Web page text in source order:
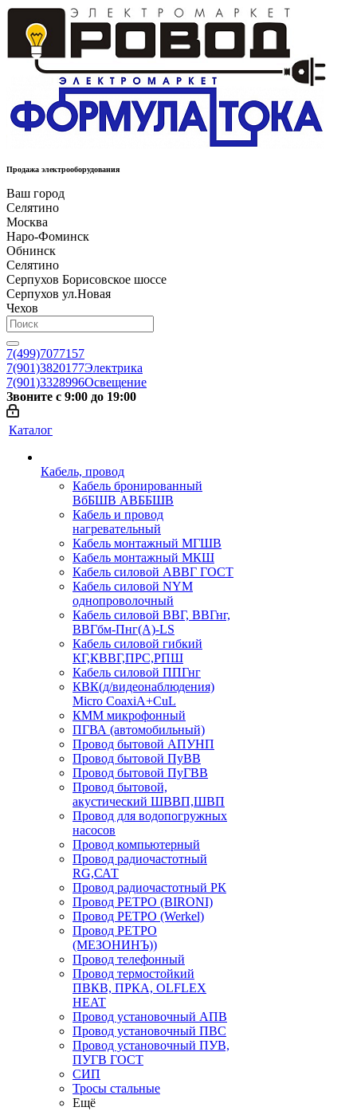
Продажа электрооборудования
Ваш город
Селятино
Москва
Наро-Фоминск
Обнинск
Селятино
Серпухов Борисовское шоссе
Серпухов ул.Новая
Чехов
7(499)7077157
7(901)3820177Электрика
7(901)3328996Освещение
Звоните с 9:00 до 19:00
Каталог
Кабель, провод
Кабель бронированный
ВбБШВ АВББШВ
Кабель и провод
нагревательный
Кабель монтажный МГШВ
Кабель монтажный МКШ
Кабель силовой АВВГ ГОСТ
Кабель силовой NYM
однопроволочный
Кабель силовой ВВГ, ВВГнг,
ВВГбм-Пнг(А)-LS
Кабель силовой гибкий
КГ,КВВГ,ПРС,РПШ
Кабель силовой ППГнг
КВК(д/видеонаблюдения)
Micro CoaxiA+CuL
КММ микрофонный
ПГВА (автомобильный)
Провод бытовой АПУНП
Провод бытовой ПуВВ
Провод бытовой ПуГВВ
Провод бытовой,
акустический ШВВП,ШВП
Провод для водопогружных
насосов
Провод компьютерный
Провод радиочастотный
RG,САТ
Провод радиочастотный РК
Провод РЕТРО (BIRONI)
Провод РЕТРО (Werkel)
Провод РЕТРО
(МЕЗОНИНЪ))
Провод телефонный
Провод термостойкий
ПВКВ, ПРКА, OLFLEX
HEAT
Провод установочный АПВ
Провод установочный ПВС
Провод установочный ПУВ,
ПУГВ ГОСТ
СИП
Тросы стальные
Ещё